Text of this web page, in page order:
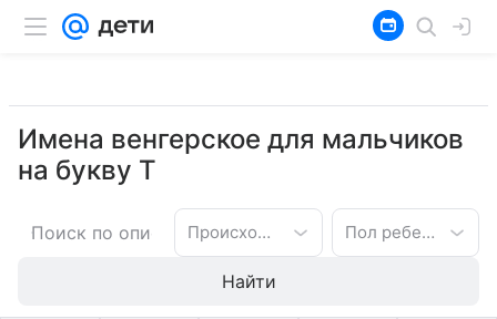
Имена венгерское для мальчиков
на букву Т
Происхождение имени Пол ребенка
Найти